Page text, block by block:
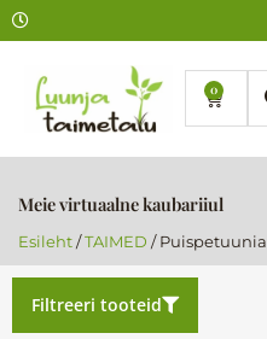
Skip
to
content
0
Cart
Meie virtuaalne kaubariiul
Esileht/TAIMED / Puispetuunia
Filtreeri tooteid